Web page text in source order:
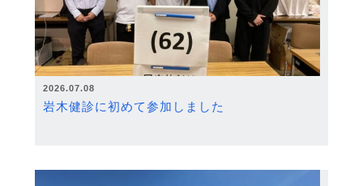
2026.07.08
岩木健診に初めて参加しました